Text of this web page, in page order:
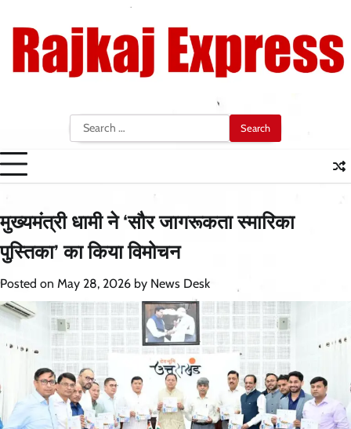
content
Search
for:
मुख्यमंत्री धामी ने ‘सौर जागरूकता स्मारिका
पुस्तिका’ का किया विमोचन
Posted on May 28, 2026 by News Desk